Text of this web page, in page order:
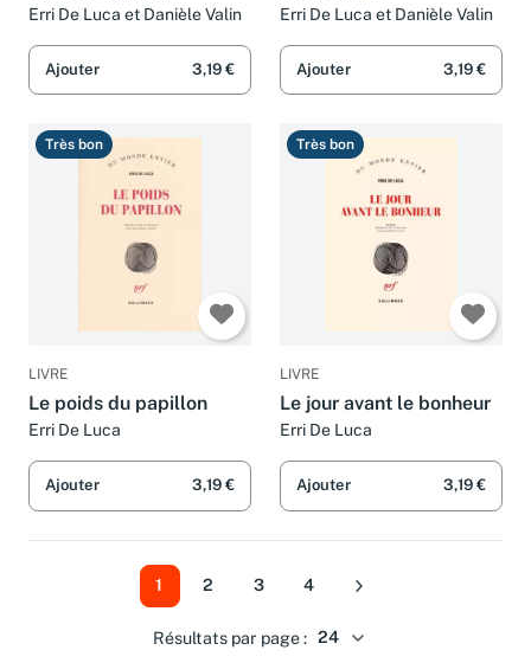
Erri De Luca et Danièle Valin
Ajouter 3,19 €
Erri De Luca et Danièle Valin
Ajouter 3,19 €
Très bon
LIVRE
Le poids du papillon
Erri De Luca
Ajouter 3,19 €
Très bon
LIVRE
Le jour avant le bonheur
Erri De Luca
Ajouter 3,19 €
Résultats par page :
1 2 3 4 Suivant